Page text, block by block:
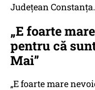
Județean Constanța.
„E foarte
pentru că
Mai”
„E foarte mare